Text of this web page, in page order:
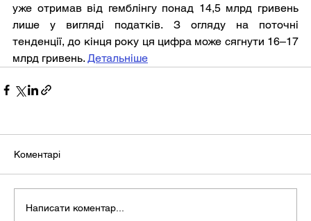
уже отримав від гемблінгу понад 14,5 млрд гривень
лише у вигляді податків. З огляду на поточні
тенденції, до кінця року ця цифра може сягнути 16–17
млрд гривень. Детальніше
Коментарі
Написати коментар...